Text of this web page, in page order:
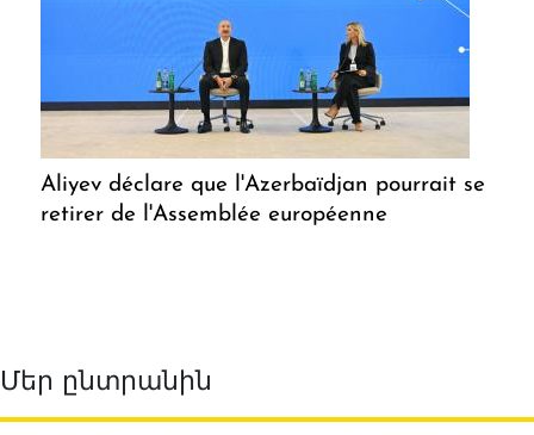
Aliyev déclare que l'Azerbaïdjan pourrait se
retirer de l'Assemblée européenne
Մեր ընտրանին